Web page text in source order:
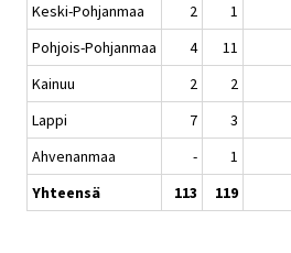
Keski-Pohjanmaa
2 1
Pohjois-Pohjanmaa
4 11
Kainuu
2 2
Lappi
7 3
Ahvenanmaa
- 1
Yhteensä
113 119